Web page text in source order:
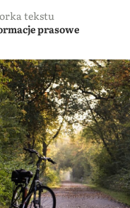
tekstu
prasowe